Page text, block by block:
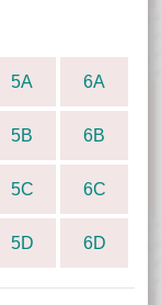
5A 6A
5B 6B
5C 6C
5D 6D